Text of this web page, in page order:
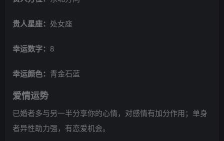
贵人星座： 处女座
幸运数字： 8
幸运颜色： 青金石蓝
爱情运势
已婚者多与另一半分享你的心情，对感情有加分作用；单身
者异性助力强，有恋爱机会。